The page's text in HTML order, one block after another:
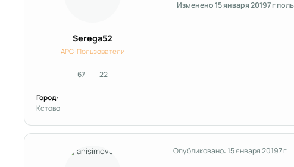
Serega52
APC-Пользователи
67сообщения
22Репутация
Город:
Кстово
Изменено15 января 20197 г
Опубликовано:15 января 20197 г